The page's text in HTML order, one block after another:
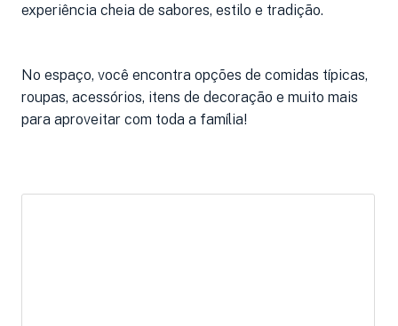
experiência cheia de sabores, estilo e tradição.
No espaço, você encontra opções de comidas típicas,
roupas, acessórios, itens de decoração e muito mais
para aproveitar com toda a família!